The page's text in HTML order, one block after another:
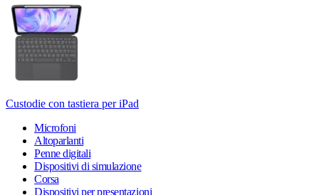
Custodie con tastiera per iPad
Microfoni
Altoparlanti
Penne digitali
Dispositivi di simulazione
Corsa
Dispositivi per presentazioni